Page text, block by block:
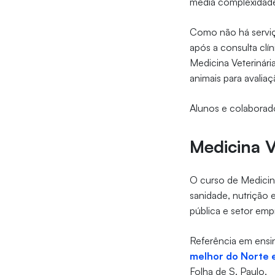
Como não há
após a consulta
Medicina
animais para
Alunos e
Medicina
O curso de
sanidade, nutrição
pública e setor
Referência em
melhor do Norte
Folha de S. Paulo.